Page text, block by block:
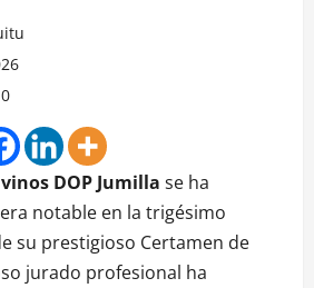
0
vinos DOP Jumilla se ha
notable en la trigésimo
su prestigioso Certamen de
jurado profesional ha